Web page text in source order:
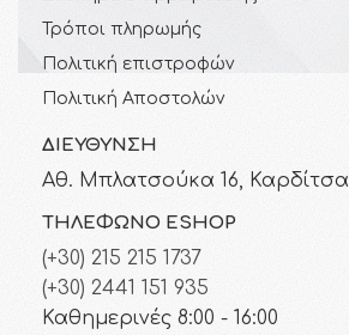
Τρόποι πληρωμής
Πολιτική επιστροφών
Πολιτική Αποστολών
ΔΙΕΎΘΥΝΣΗ
Αθ. Μπλατσούκα 16, Καρδίτσα
ΤΗΛΈΦΩΝΟ ESHOP
(+30) 215 215 1737
(+30) 2441 151 935
Καθημερινές 8:00 - 16:00